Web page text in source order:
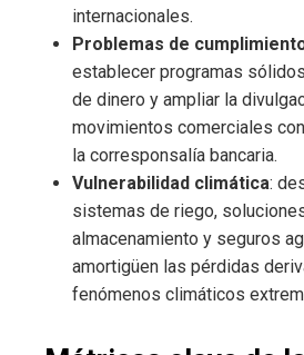
internacionales.
Problemas de
establecer programas
de dinero y ampliar la
movimientos comerciales
la corresponsalía bancaria.
Vulnerabilidad climática:
sistemas de riego,
almacenamiento y seguros
amortigüen las pérdidas
fenómenos climáticos